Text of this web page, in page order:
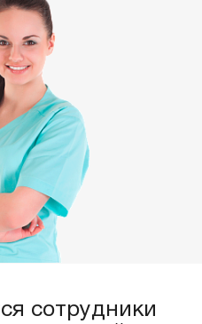
сотрудники